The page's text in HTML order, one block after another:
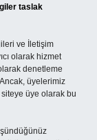
taslak
ve İletişim
olarak hizmet
denetleme
üyelerimiz
üye olarak bu